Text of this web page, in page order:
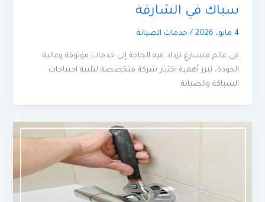
سباك في الشارقة
4 مايو، 2026 / خدمات الصيانة
في عالم متسارع تزداد فيه الحاجة إلى خدمات موثوقة وعالية
الجودة، تبرز أهمية اختيار شركة متخصصة لتلبية احتياجات
السباكة والصيانة